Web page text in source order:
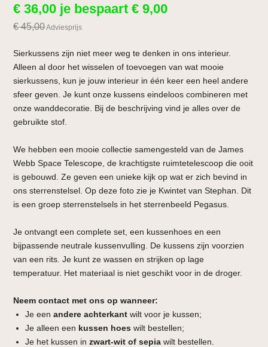
€ 36,00 je bespaart€ 9,00
€45,00Adviesprijs
Sierkussens zijn niet meer weg te denken in ons interieur.
Alleen al door het wisselen of toevoegen van wat mooie
sierkussens, kun je jouw interieur in één keer een heel andere
sfeer geven. Je kunt onze kussens eindeloos combineren met
onze wanddecoratie. Bij de beschrijving vind je alles over de
gebruikte stof.
We hebben een mooie collectie samengesteld van de James
Webb Space Telescope, de krachtigste ruimtetelescoop die ooit
is gebouwd. Ze geven een unieke kijk op wat er zich bevind in
ons sterrenstelsel. Op deze foto zie je Kwintet van Stephan. Dit
is een groep sterrenstelsels in het sterrenbeeld Pegasus.
Je ontvangt een complete set, een kussenhoes en een
bijpassende neutrale kussenvulling. De kussens zijn voorzien
van een rits. Je kunt ze wassen en strijken op lage
temperatuur. Het materiaal is niet geschikt voor in de droger.
Neem contact met ons op wanneer:
Je eenandere achterkant wilt voor je kussen;
Je alleen een kussen hoes wilt bestellen;
Je het kussen inzwart-wit of sepia wilt bestellen.